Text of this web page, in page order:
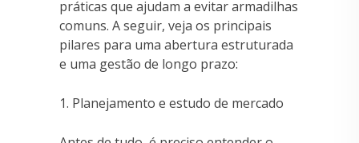
práticas que ajudam a evitar armadilhas
comuns. A seguir, veja os principais
pilares para uma abertura estruturada
e uma gestão de longo prazo:
1. Planejamento e estudo de mercado